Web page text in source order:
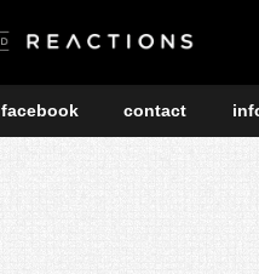
facebook contact